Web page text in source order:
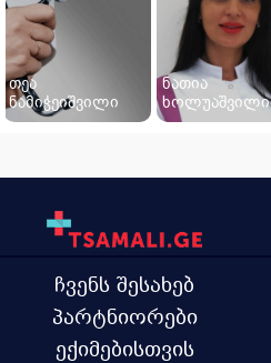
თეა
ნამიჭეიშვილი
ნათია
ხოლუაშვილი
ჩვენს შესახებ
პარტნიორები
ექიმებისთვის